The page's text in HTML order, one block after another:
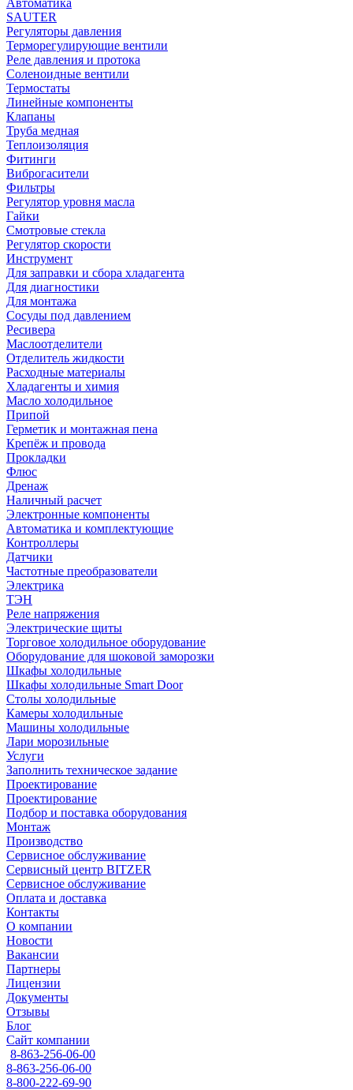
Автоматика
SAUTER
Регуляторы давления
Терморегулирующие вентили
Реле давления и протока
Соленоидные вентили
Термостаты
Линейные компоненты
Клапаны
Труба медная
Теплоизоляция
Фитинги
Виброгасители
Фильтры
Регулятор уровня масла
Гайки
Смотровые стекла
Регулятор скорости
Инструмент
Для заправки и сбора хладагента
Для диагностики
Для монтажа
Сосуды под давлением
Ресивера
Маслоотделители
Отделитель жидкости
Расходные материалы
Хладагенты и химия
Масло холодильное
Припой
Герметик и монтажная пена
Крепёж и провода
Прокладки
Флюс
Дренаж
Наличный расчет
Электронные компоненты
Автоматика и комплектующие
Контроллеры
Датчики
Частотные преобразователи
Электрика
ТЭН
Реле напряжения
Электрические щиты
Торговое холодильное оборудование
Оборудование для шоковой заморозки
Шкафы холодильные
Шкафы холодильные Smart Door
Столы холодильные
Камеры холодильные
Машины холодильные
Лари морозильные
Услуги
Заполнить техническое задание
Проектирование
Проектирование
Подбор и поставка оборудования
Монтаж
Производство
Сервисное обслуживание
Сервисный центр BITZER
Сервисное обслуживание
Оплата и доставка
Контакты
О компании
Новости
Вакансии
Партнеры
Лицензии
Документы
Отзывы
Блог
Сайт компании
8-863-256-06-00
8-863-256-06-00
8-800-222-69-90